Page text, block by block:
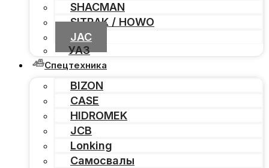
SHACMAN
SITRAK / HOWO
JAC
УАЗ
Спецтехника
BIZON
CASE
HIDROMEK
JCB
Lonking
Самосвалы